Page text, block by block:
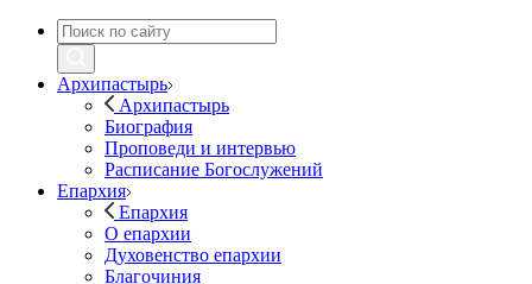
Архипастырь
Архипастырь
Биография
Проповеди и интервью
Расписание Богослужений
Епархия
Епархия
О епархии
Духовенство епархии
Благочиния